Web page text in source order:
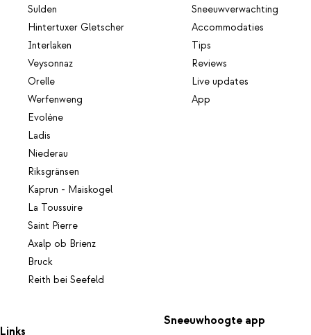
Sulden
Hintertuxer Gletscher
Interlaken
Veysonnaz
Orelle
Werfenweng
Evolène
Ladis
Niederau
Riksgränsen
Kaprun - Maiskogel
La Toussuire
Saint Pierre
Axalp ob Brienz
Bruck
Reith bei Seefeld
Sneeuwverwachting
Accommodaties
Tips
Reviews
Live updates
App
Links
Sneeuwhoogte app